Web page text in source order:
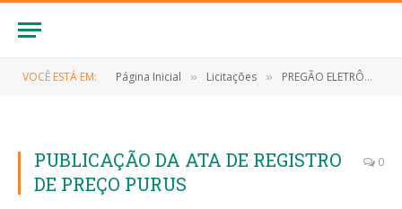
VOCÊ ESTÁ EM: Página Inicial » Licitações » PREGÃO ELETRÔNICO Nº 025/2021 (CONTRATAÇÃO DE EMPRESA ESPECIALIZADA PARA O FORNECIMENTO DE MATERIAIS DE LIMPEZA E HIGIENE PESSOAL)
PUBLICAÇÃO DA ATA DE REGISTRO
DE PREÇO PURUS
0